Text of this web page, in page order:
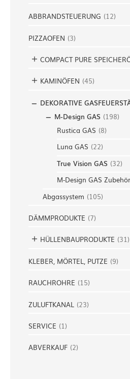
ABBRANDSTEUERUNG (12)
PIZZAOFEN (3)
COMPACT PURE
KAMINÖFEN (45)
DEKORATIVE
M-Design GAS (198)
Rustica GAS (8)
Luna GAS (22)
True Vision GAS (32)
M-Design GAS Zubehör
Abgassystem (105)
DÄMMPRODUKTE (7)
HÜLLENBAUPRODUKTE (31)
KLEBER, MÖRTEL, PUTZE (9)
RAUCHROHRE (15)
ZULUFTKANAL (23)
SERVICE (1)
ABVERKAUF (2)